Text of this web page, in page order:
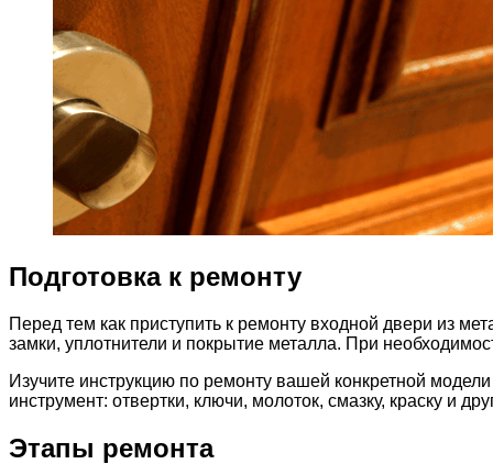
Подготовка к ремонту
Перед тем как приступить к ремонту входной двери из
замки, уплотнители и покрытие металла. При
Изучите инструкцию по ремонту вашей конкретной
инструмент: отвертки, ключи, молоток, смазку, краску и
Этапы ремонта